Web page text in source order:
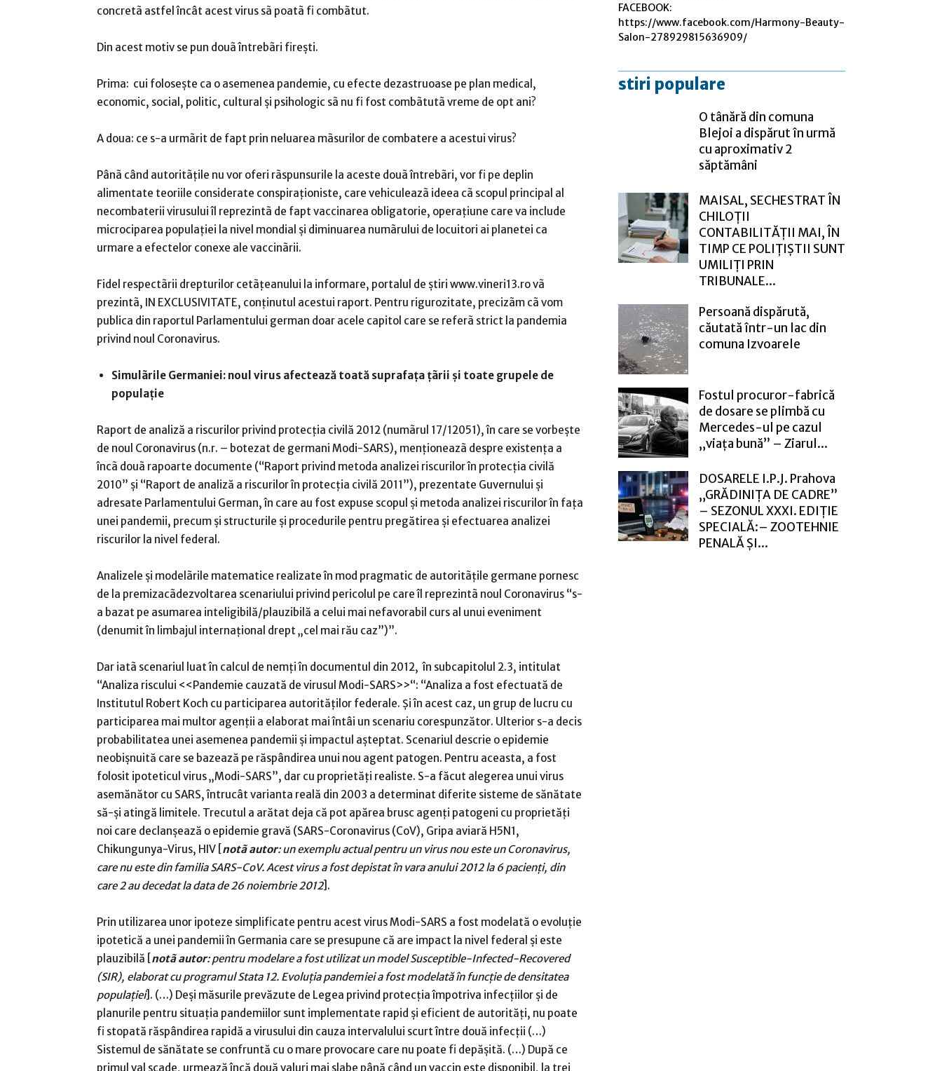
concretã astfel încât acest virus sã poatã fi combãtut.
Din acest motiv se pun douã întrebãri fireşti.
Prima: cui foloseşte ca o asemenea pandemie, cu efecte dezastruoase pe plan medical,
economic, social, politic, cultural şi psihologic sã nu fi fost combãtutã vreme de opt ani?
A doua: ce s-a urmãrit de fapt prin neluarea mãsurilor de combatere a acestui virus?
Pânã când autoritãţile nu vor oferi rãspunsurile la aceste douã întrebãri, vor fi pe deplin
alimentate teoriile considerate conspiraţioniste, care vehiculeazã ideea cã scopul principal al
necombaterii virusului îl reprezintã de fapt vaccinarea obligatorie, operaţiune care va include
microciparea populaţiei la nivel mondial şi diminuarea numãrului de locuitori ai planetei ca
urmare a efectelor conexe ale vaccinãrii.
Fidel respectãrii drepturilor cetãţeanului la informare, portalul de ştiri www.vineri13.ro vã
prezintã, IN EXCLUSIVITATE, conţinutul acestui raport. Pentru rigurozitate, precizãm cã vom
publica din raportul Parlamentului german doar acele capitol care se referã strict la pandemia
privind noul Coronavirus.
Simulãrile Germaniei: noul virus afectează toată suprafața ţãrii și toate grupele de
populație
Raport de analiză a riscurilor privind protecția civilă 2012 (numãrul 17/12051), în care se vorbeşte
de noul Coronavirus (n.r. – botezat de germani Modi-SARS), menţioneazã despre existenţa a
încã douã rapoarte documente (“Raport privind metoda analizei riscurilor în protecția civilă
2010” și “Raport de analiză a riscurilor în protecția civilă 2011”), prezentate Guvernului şi
adresate Parlamentului German, în care au fost expuse scopul și metoda analizei riscurilor în faţa
unei pandemii, precum și structurile și procedurile pentru pregătirea și efectuarea analizei
riscurilor la nivel federal.
Analizele şi modelãrile matematice realizate în mod pragmatic de autoritãţile germane pornesc
de la premizacãdezvoltarea scenariului privind pericolul pe care îl reprezintã noul Coronavirus “s-
a bazat pe asumarea inteligibilă/plauzibilă a celui mai nefavorabil curs al unui eveniment
(denumit în limbajul internațional drept „cel mai rău caz”)”.
Dar iatã scenariul luat în calcul de nemţi în documentul din 2012, în subcapitolul 2.3, intitulat
“Analiza riscului <<Pandemie cauzată de virusul Modi-SARS>>“: “Analiza a fost efectuată de
Institutul Robert Koch cu participarea autorităților federale. Și în acest caz, un grup de lucru cu
participarea mai multor agenții a elaborat mai întâi un scenariu corespunzător. Ulterior s-a decis
probabilitatea unei asemenea pandemii și impactul așteptat. Scenariul descrie o epidemie
neobișnuită care se bazează pe răspândirea unui nou agent patogen. Pentru aceasta, a fost
folosit ipoteticul virus „Modi-SARS”, dar cu proprietăți realiste. S-a făcut alegerea unui virus
asemănător cu SARS, întrucât varianta reală din 2003 a determinat diferite sisteme de sănătate
să-și atingă limitele. Trecutul a arătat deja că pot apărea brusc agenți patogeni cu proprietăți
noi care declanșează o epidemie gravă (SARS-Coronavirus (CoV), Gripa aviară H5N1,
Chikungunya-Virus, HIV [notã autor: un exemplu actual pentru un virus nou este un Coronavirus,
care nu este din familia SARS-CoV.Acest virus a fost depistat în vara anului 2012 la 6 pacienți, din
care 2 au decedat la data de 26 noiembrie 2012].
Prin utilizarea unor ipoteze simplificate pentru acest virus Modi-SARS a fost modelată o evoluție
ipotetică a unei pandemii în Germania care se presupune că are impact la nivel federal și este
plauzibilă [notã autor: pentru modelare a fost utilizat un model Susceptible-Infected-Recovered
(SIR), elaborat cu programul Stata 12. Evoluția pandemiei a fost modelată în funcție de densitatea
populaţiei]. (…) Deși măsurile prevăzute de Legea privind protecția împotriva infecțiilor și de
planurile pentru situația pandemiilor sunt implementate rapid și eficient de autorități, nu poate
fi stopată răspândirea rapidă a virusului din cauza intervalului scurt între două infecții (…)
Sistemul de sănătate se confruntă cu o mare provocare care nu poate fi depășită. (…) După ce
primul val scade, urmează încă două valuri mai slabe până când un vaccin este disponibil, la trei
FACEBOOK:
https://www.facebook.com/Harmony-Beauty-
Salon-278929815636909/
stiri populare
O tânără din comuna
Blejoi a dispărut în urmă
cu aproximativ 2
săptămâni
MAISAL, SECHESTRAT ÎN
CHILOȚII
CONTABILITĂȚII MAI, ÎN
TIMP CE POLIȚIȘTII SUNT
UMILIȚI PRIN
TRIBUNALE...
Persoană dispărută,
căutată într-un lac din
comuna Izvoarele
Fostul procuror-fabrică
de dosare se plimbă cu
Mercedes-ul pe cazul
„viața bună” – Ziarul...
DOSARELE I.P.J. Prahova
„GRĂDINIȚA DE CADRE”
– SEZONUL XXXI. EDIȚIE
SPECIALĂ:– ZOOTEHNIE
PENALĂ ȘI...